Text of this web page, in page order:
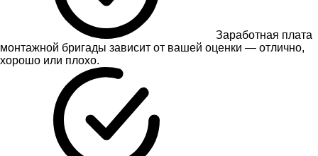
Заработная плата
монтажной бригады зависит от вашей оценки — отлично,
хорошо или плохо.